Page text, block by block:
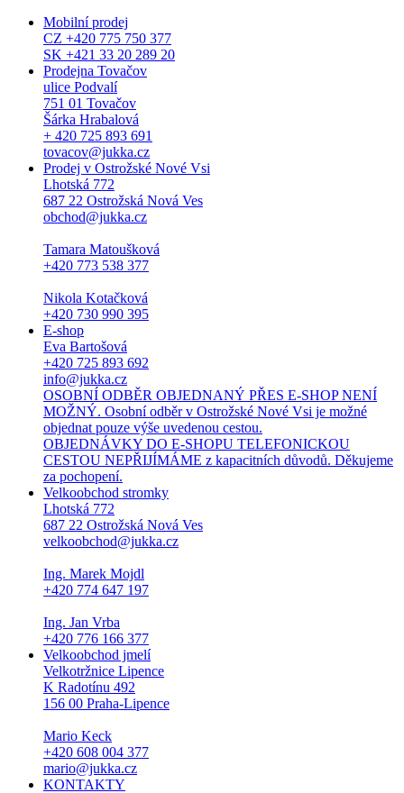
Mobilní prodej
CZ +420 775 750 377
SK +421 33 20 289 20
Prodejna Tovačov
ulice Podvalí
751 01 Tovačov
Šárka Hrabalová
+ 420 725 893 691
tovacov@jukka.cz
Prodej v Ostrožské Nové Vsi
Lhotská 772
687 22 Ostrožská Nová Ves
obchod@jukka.cz
Tamara Matoušková
+420 773 538 377
Nikola Kotačková
+420 730 990 395
E-shop
Eva Bartošová
+420 725 893 692
info@jukka.cz
OSOBNÍ ODBĚR OBJEDNANÝ PŘES E-SHOP NENÍ
MOŽNÝ. Osobní odběr v Ostrožské Nové Vsi je možné
objednat pouze výše uvedenou cestou.
OBJEDNÁVKY DO E-SHOPU TELEFONICKOU
CESTOU NEPŘIJÍMÁME z kapacitních důvodů. Děkujeme
za pochopení.
Velkoobchod stromky
Lhotská 772
687 22 Ostrožská Nová Ves
velkoobchod@jukka.cz
Ing. Marek Mojdl
+420 774 647 197
Ing. Jan Vrba
+420 776 166 377
Velkoobchod jmelí
Velkotržnice Lipence
K Radotínu 492
156 00 Praha-Lipence
Mario Keck
+420 608 004 377
mario@jukka.cz
KONTAKTY